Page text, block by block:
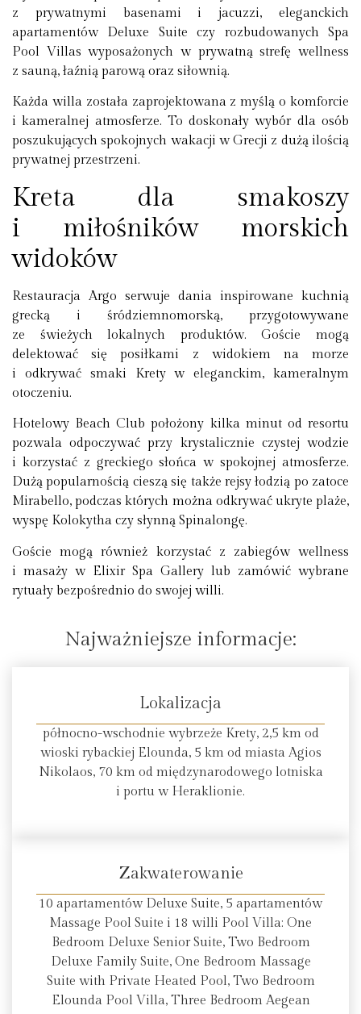
z prywatnymi basenami i jacuzzi, eleganckich
apartamentów Deluxe Suite czy rozbudowanych Spa
Pool Villas wyposażonych w prywatną strefę wellness
z sauną, łaźnią parową oraz siłownią.
Każda willa została zaprojektowana z myślą o komforcie
i kameralnej atmosferze. To doskonały wybór dla osób
poszukujących spokojnych wakacji w Grecji z dużą ilością
prywatnej przestrzeni.
Kreta dla smakoszy
i miłośników morskich
widoków
Restauracja Argo serwuje dania inspirowane kuchnią
grecką i śródziemnomorską, przygotowywane
ze świeżych lokalnych produktów. Goście mogą
delektować się posiłkami z widokiem na morze
i odkrywać smaki Krety w eleganckim, kameralnym
otoczeniu.
Hotelowy Beach Club położony kilka minut od resortu
pozwala odpoczywać przy krystalicznie czystej wodzie
i korzystać z greckiego słońca w spokojnej atmosferze.
Dużą popularnością cieszą się także rejsy łodzią po zatoce
Mirabello, podczas których można odkrywać ukryte plaże,
wyspę Kolokytha czy słynną Spinalongę.
Goście mogą również korzystać z zabiegów wellness
i masaży w Elixir Spa Gallery lub zamówić wybrane
rytuały bezpośrednio do swojej willi.
Najważniejsze informacje:
Lokalizacja
północno-wschodnie wybrzeże Krety, 2,5 km od
wioski rybackiej Elounda, 5 km od miasta Agios
Nikolaos, 70 km od międzynarodowego lotniska
i portu w Heraklionie.
Zakwaterowanie
10 apartamentów Deluxe Suite, 5 apartamentów
Massage Pool Suite i 18 willi Pool Villa: One
Bedroom Deluxe Senior Suite, Two Bedroom
Deluxe Family Suite, One Bedroom Massage
Suite with Private Heated Pool, Two Bedroom
Elounda Pool Villa, Three Bedroom Aegean